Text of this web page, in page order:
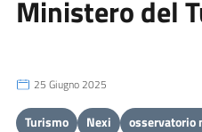
Ministero del
25 Giugno 2025
Turismo Nexi
osservatorio